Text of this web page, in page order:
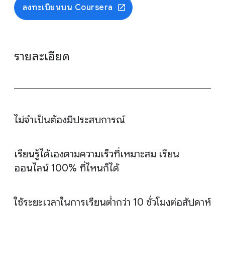
ลงทะเบียนบน Coursera
รายละเอียด
ไม่จำเป็นต้องมีประสบการณ์
เรียนรู้ได้เองตามความเร็วที่เหมาะสม เรียน
ออนไลน์ 100% ที่ไหนก็ได้
ใช้ระยะเวลาในการเรียนต่ำกว่า 10 ชั่วโมงต่อสัปดาห์